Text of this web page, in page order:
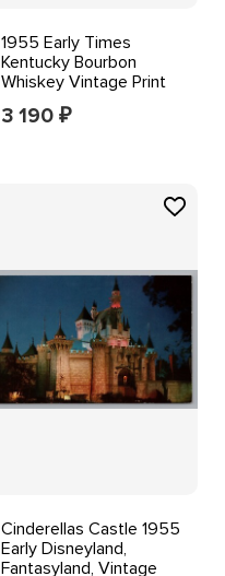
1955 Early Times
Kentucky Bourbon
Whiskey Vintage Print
Ad Alcohol Christmas
3 190 ₽
Cinderellas Castle 1955
Early Disneyland,
Fantasyland, Vintage